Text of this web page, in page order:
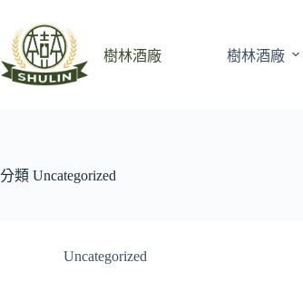
主
要
樹林酒廠 樹林酒廠
分類 Uncategorized
Uncategorized